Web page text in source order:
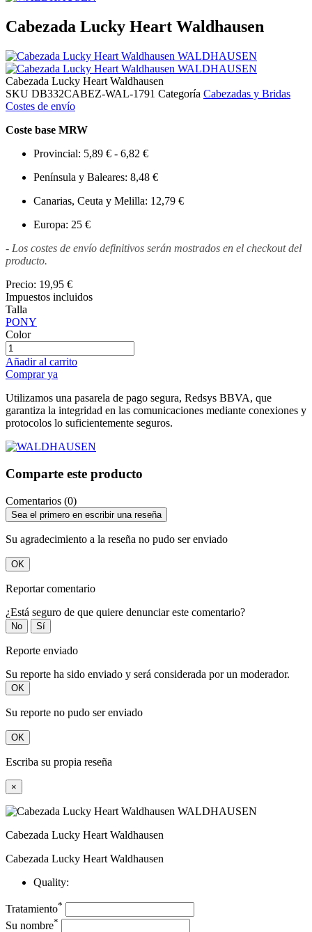
Cabezada Lucky Heart Waldhausen
Cabezada Lucky Heart Waldhausen
SKU DB332CABEZ-WAL-1791 Categoría Cabezadas y Bridas
Costes de envío
Coste base MRW
Provincial: 5,89 € - 6,82 €
Península y Baleares: 8,48 €
Canarias, Ceuta y Melilla: 12,79 €
Europa: 25 €
- Los costes de envío definitivos serán mostrados en el checkout del
producto.
Precio: 19,95 €
Impuestos incluidos
Talla
PONY
Color
Añadir al carrito
Comprar ya
Utilizamos una pasarela de pago segura, Redsys BBVA, que
garantiza la integridad en las comunicaciones mediante conexiones y
protocolos lo suficientemente seguros.
Comparte este producto
Comentarios (0)
Sea el primero en escribir una reseña
Su agradecimiento a la reseña no pudo ser enviado
OK
Reportar comentario
¿Está seguro de que quiere denunciar este comentario?
No Sí
Reporte enviado
Su reporte ha sido enviado y será considerada por un moderador.
OK
Su reporte no pudo ser enviado
OK
Escriba su propia reseña
×
Cabezada Lucky Heart Waldhausen
Cabezada Lucky Heart Waldhausen
Quality:
Tratamiento*
Su nombre*